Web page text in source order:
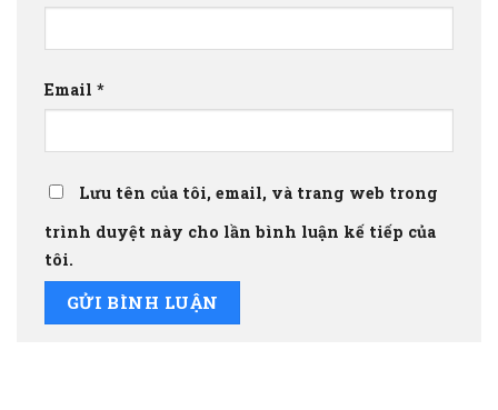
Email *
Lưu tên của tôi, email, và trang web trong
trình duyệt này cho lần bình luận kế tiếp của
tôi.